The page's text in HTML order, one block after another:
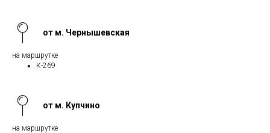
от м. Чернышевская
на маршрутке
К-269
от м. Купчино
на маршрутке